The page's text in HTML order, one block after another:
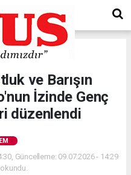
ve Barışın
İzinde Genç
düzenlendi
Güncelleme: 09.07.2026 - 14:29